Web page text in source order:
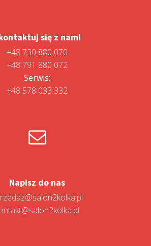
się z nami
+48 730 880 070
+48 791 880 072
Serwis:
+48 578 033 332
Napisz do nas